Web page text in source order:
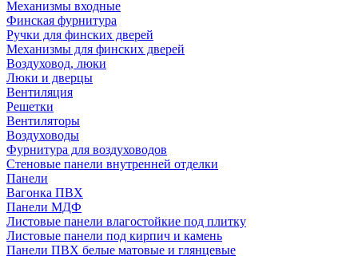
Механизмы входные
Финская фурнитура
Ручки для финских дверей
Механизмы для финских дверей
Воздуховод, люки
Люки и дверцы
Вентиляция
Решетки
Вентиляторы
Воздуховоды
Фурнитура для воздуховодов
Стеновые панели внутренней отделки
Панели
Вагонка ПВХ
Панели МДФ
Листовые панели влагостойкие под плитку
Листовые панели под кирпич и камень
Панели ПВХ белые матовые и глянцевые